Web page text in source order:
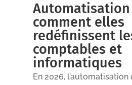
Automatisation
comment elles
redéfinissent
comptables et
informatiques
En 2026, l’automatisation